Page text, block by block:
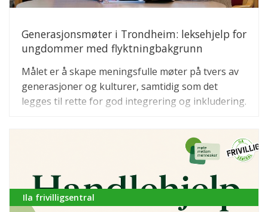
Generasjonsmøter i Trondheim: leksehjelp for
ungdommer med flyktningbakgrunn
Målet er å skape meningsfulle møter på tvers av
generasjoner og kulturer, samtidig som det
legges til rette for god integrering og inkludering.
Ila frivilligsentral